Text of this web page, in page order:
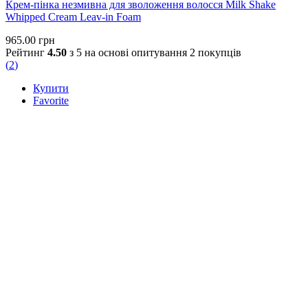
Крем-пінка незмивна для зволоження волосся Milk Shake
Whipped Cream Leav-in Foam
965.00 грн
Рейтинг 4.50 з 5 на основі опитування 2 покупців
(2)
Купити
Favorite